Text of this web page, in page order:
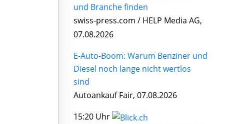
und Branche finden
swiss-press.com / HELP Media AG,
07.08.2026
E-Auto-Boom: Warum Benziner und
Diesel noch lange nicht wertlos
sind
Autoankauf Fair, 07.08.2026
15:20 Uhr